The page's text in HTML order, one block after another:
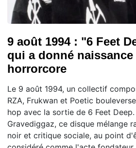
9 août 1994 : "6 Feet
qui a donné naissance
horrorcore
Le 9 août 1994, un collectif
RZA, Frukwan et Poetic
hop avec la sortie de 6 Feet
Gravediggaz, ce disque mélange
noir et critique sociale, au point